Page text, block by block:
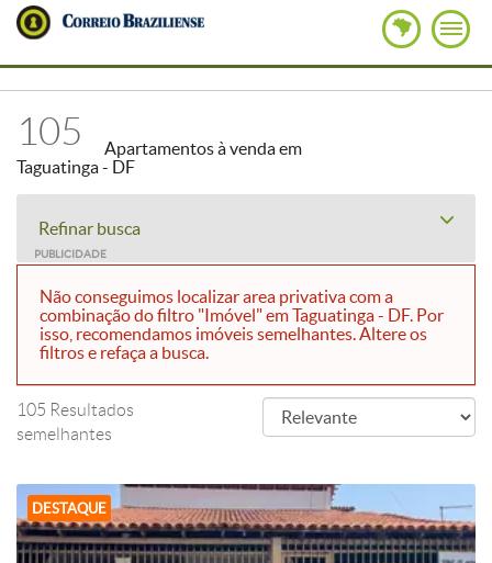
105
Apartamentos à venda em
Taguatinga - DF
Refinar busca
PUBLICIDADE
Não conseguimos localizar area privativa com a
combinação do filtro "Imóvel" em Taguatinga - DF. Por
isso, recomendamos imóveis semelhantes. Altere os
filtros e refaça a busca.
105 Resultados
semelhantes
DESTAQUE